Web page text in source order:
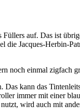
auf. Das ist
Jacques-Herbin-
noch einmal zigfach
kann das
immer mit einer
wird auch mit